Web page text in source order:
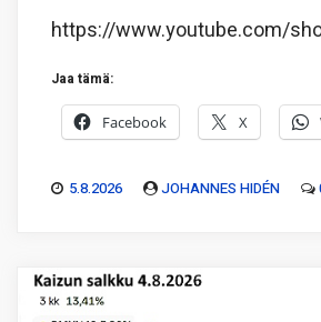
https://www.youtube.com/
Jaa tämä:
Facebook X
5.8.2026 JOHANNES HIDÉN